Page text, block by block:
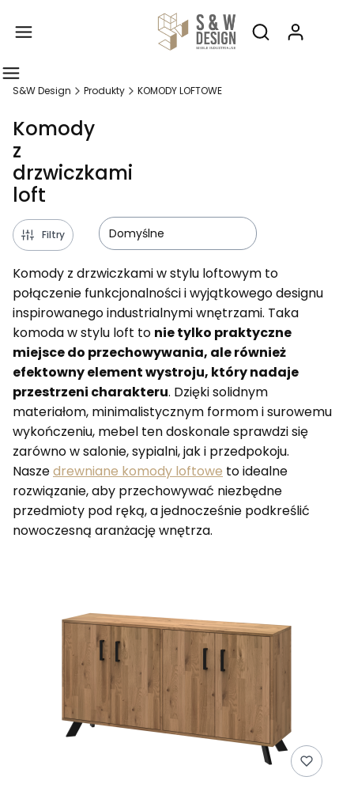
Otwórz
S&W Design Produkty KOMODY LOFTOWE
Komody
z
drzwiczkami
loft
Filtry Domyślne
Komody z drzwiczkami w stylu loftowym to
połączenie funkcjonalności i wyjątkowego designu
inspirowanego industrialnymi wnętrzami. Taka
komoda w stylu loft to nie tylko praktyczne
miejsce do przechowywania, ale również
efektowny element wystroju, który nadaje
przestrzeni charakteru. Dzięki solidnym
materiałom, minimalistycznym formom i surowemu
wykończeniu, mebel ten doskonale sprawdzi się
zarówno w salonie, sypialni, jak i przedpokoju.
Naszedrewniane komody loftowe to idealne
rozwiązanie, aby przechowywać niezbędne
przedmioty pod ręką, a jednocześnie podkreślić
nowoczesną aranżację wnętrza.